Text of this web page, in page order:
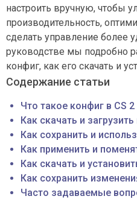
настроить вручную, чтобы
производительность,
сделать управление более
руководстве мы подробно
конфиг, как его скачать и
Содержание статьи
Что такое конфиг в CS
Как скачать и
Как сохранить и
Как применить и
Как скачать и
Как сохранить
Часто задаваемые